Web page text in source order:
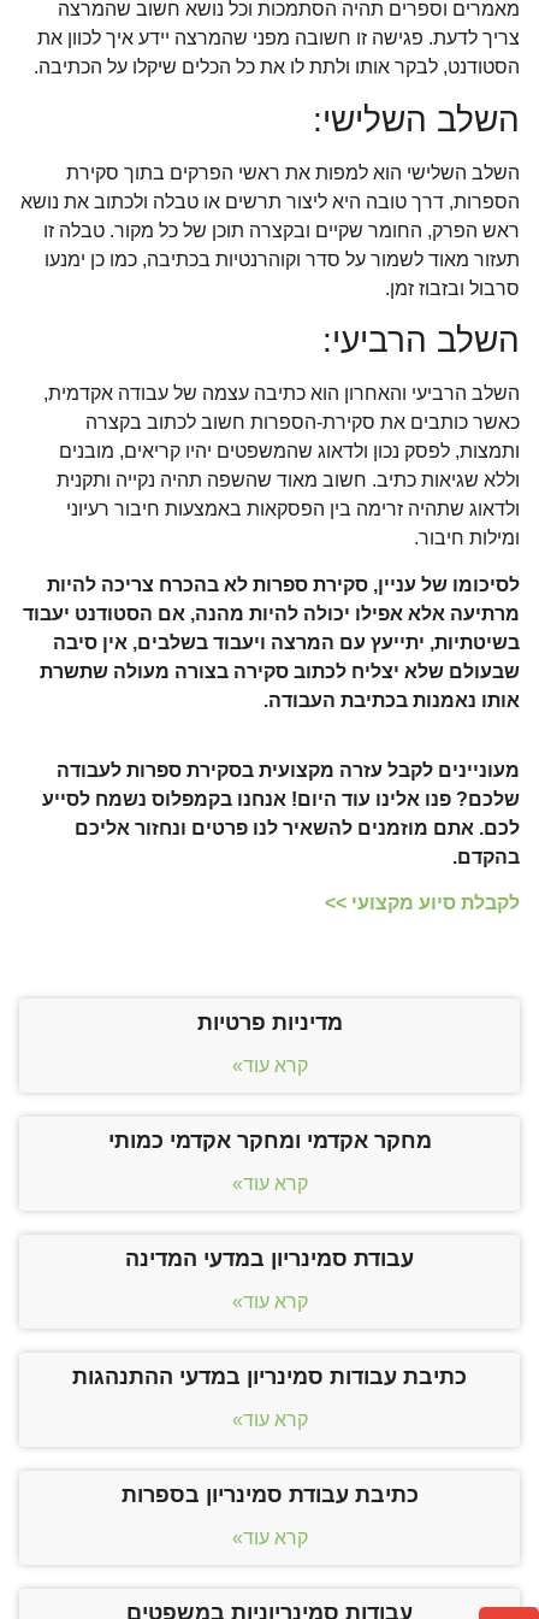
מאמרים וספרים תהיה הסתמכות וכל נושא חשוב שהמרצה
צריך לדעת. פגישה זו חשובה מפני שהמרצה יידע איך לכוון את
הסטודנט, לבקר אותו ולתת לו את כל הכלים שיקלו על הכתיבה.
השלב השלישי:
השלב השלישי הוא למפות את ראשי הפרקים בתוך סקירת
הספרות, דרך טובה היא ליצור תרשים או טבלה ולכתוב את נושא
ראש הפרק, החומר שקיים ובקצרה תוכן של כל מקור. טבלה זו
תעזור מאוד לשמור על סדר וקוהרנטיות בכתיבה, כמו כן ימנעו
סרבול ובזבוז זמן.
השלב הרביעי:
השלב הרביעי והאחרון הוא כתיבה עצמה של עבודה אקדמית,
כאשר כותבים את סקירת-הספרות חשוב לכתוב בקצרה
ותמצות, לפסק נכון ולדאוג שהמשפטים יהיו קריאים, מובנים
וללא שגיאות כתיב. חשוב מאוד שהשפה תהיה נקייה ותקנית
ולדאוג שתהיה זרימה בין הפסקאות באמצעות חיבור רעיוני
ומילות חיבור.
לסיכומו של עניין, סקירת ספרות לא בהכרח צריכה להיות
מרתיעה אלא אפילו יכולה להיות מהנה, אם הסטודנט יעבוד
בשיטתיות, יתייעץ עם המרצה ויעבוד בשלבים, אין סיבה
שבעולם שלא יצליח לכתוב סקירה בצורה מעולה שתשרת
אותו נאמנות בכתיבת העבודה.
מעוניינים לקבל עזרה מקצועית בסקירת ספרות לעבודה
שלכם? פנו אלינו עוד היום! אנחנו בקמפלוס נשמח לסייע
לכם. אתם מוזמנים להשאיר לנו פרטים ונחזור אליכם
בהקדם.
לקבלת סיוע מקצועי >>
מדיניות פרטיות
קרא עוד»
מחקר אקדמי ומחקר אקדמי כמותי
קרא עוד»
עבודת סמינריון במדעי המדינה
קרא עוד»
כתיבת עבודות סמינריון במדעי ההתנהגות
קרא עוד»
כתיבת עבודת סמינריון בספרות
קרא עוד»
עבודות סמינריוניות במשפטים